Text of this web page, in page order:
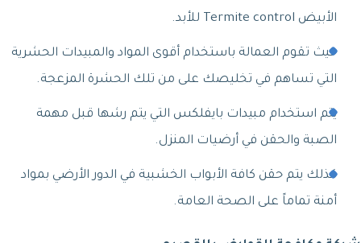
الأبيض Termite control للأبد.
حيث تقوم العمالة باستخدام أقوى المواد والمبيدات الحشرية
التي تساهم في تخليصك على من تلك الحشرة المزعجة.
يتم استخدام مبيدات بايفلكس التي يتم رشها قبل مهمة
الصبة والحقن في أرضيات المنزل.
كذلك يتم حقن كافة الأبواب الخشبية في الدور الأرضي بمواد
أمنة تماماً على الصحة العامة.